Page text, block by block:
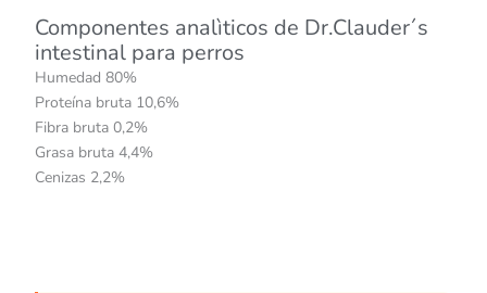
Componentes analìticos de Dr.Clauder´s
intestinal para perros
Humedad 80%
Proteína bruta 10,6%
Fibra bruta 0,2%
Grasa bruta 4,4%
Cenizas 2,2%